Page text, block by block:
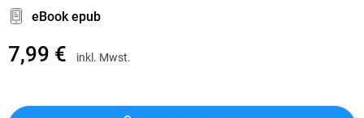
eBook epub
7,99 € inkl. Mwst.